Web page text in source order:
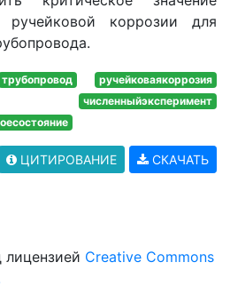
коррозии для
трубопровод
ручейковаякоррозия
численныйэксперимент
ЦИТИРОВАНИЕ СКАЧАТЬ
лицензией Creative Commons